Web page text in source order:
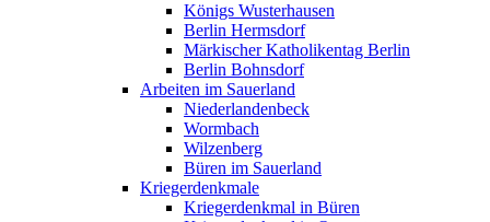
Königs Wusterhausen
Berlin Hermsdorf
Märkischer Katholikentag Berlin
Berlin Bohnsdorf
Arbeiten im Sauerland
Niederlandenbeck
Wormbach
Wilzenberg
Büren im Sauerland
Kriegerdenkmale
Kriegerdenkmal in Büren